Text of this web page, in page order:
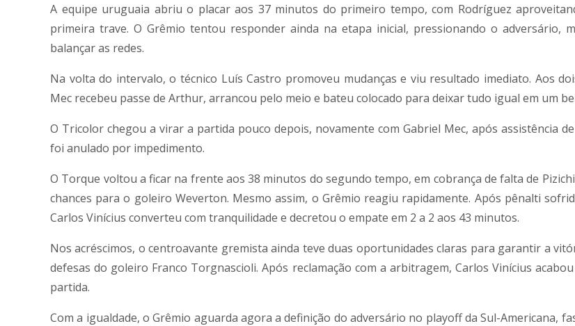
A equipe uruguaia abriu o placar aos 37 minutos do primeiro tempo, com Rodríguez
primeira trave. O Grêmio tentou responder ainda na etapa inicial, pressionando o adversário,
balançar as redes.
Na volta do intervalo, o técnico Luís Castro promoveu mudanças e viu resultado imediato. Aos
Mec recebeu passe de Arthur, arrancou pelo meio e bateu colocado para deixar tudo igual em um
O Tricolor chegou a virar a partida pouco depois, novamente com Gabriel Mec, após assistência
foi anulado por impedimento.
O Torque voltou a ficar na frente aos 38 minutos do segundo tempo, em cobrança de falta de
chances para o goleiro Weverton. Mesmo assim, o Grêmio reagiu rapidamente. Após pênalti
Carlos Vinícius converteu com tranquilidade e decretou o empate em 2 a 2 aos 43 minutos.
Nos acréscimos, o centroavante gremista ainda teve duas oportunidades claras para garantir a
defesas do goleiro Franco Torgnascioli. Após reclamação com a arbitragem, Carlos Vinícius
partida.
Com a igualdade, o Grêmio aguarda agora a definição do adversário no playoff da Sul-Americana,